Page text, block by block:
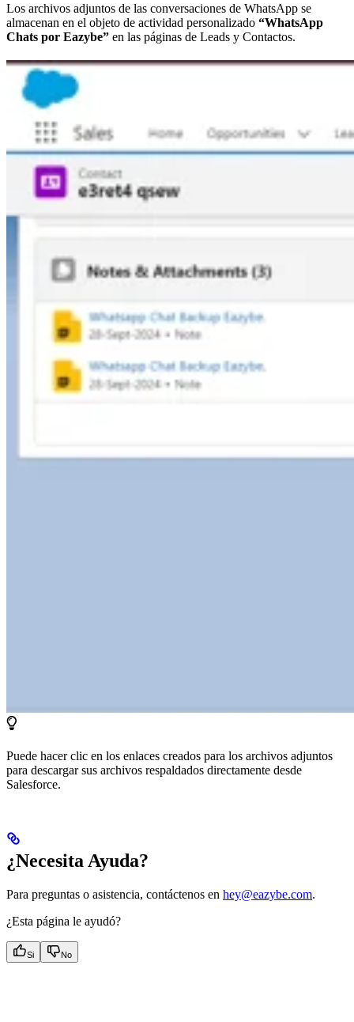
Los archivos adjuntos de las conversaciones de WhatsApp se
almacenan en el objeto de actividad personalizado “WhatsApp
Chats por Eazybe” en las páginas de Leads y Contactos.
Puede hacer clic en los enlaces creados para los archivos adjuntos
para descargar sus archivos respaldados directamente desde
Salesforce.
¿Necesita Ayuda?
Para preguntas o asistencia, contáctenos en hey@eazybe.com.
¿Esta página le ayudó?
Si No